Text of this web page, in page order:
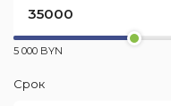
5 000 BYN
Срок